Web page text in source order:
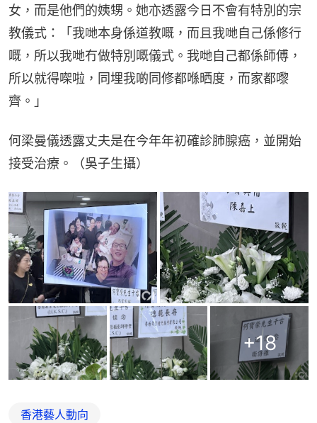
女，而是他們的姨甥。她亦透露今日不會有特別的宗
教儀式：「我哋本身係道教嘅，而且我哋自己係修行
嘅，所以我哋冇做特別嘅儀式。我哋自己都係師傅，
所以就得㗎啦，同埋我啲同修都喺晒度，而家都嚟
齊。」
何梁曼儀透露丈夫是在今年年初確診肺腺癌，並開始
接受治療。（吳子生攝）
+18
香港藝人動向